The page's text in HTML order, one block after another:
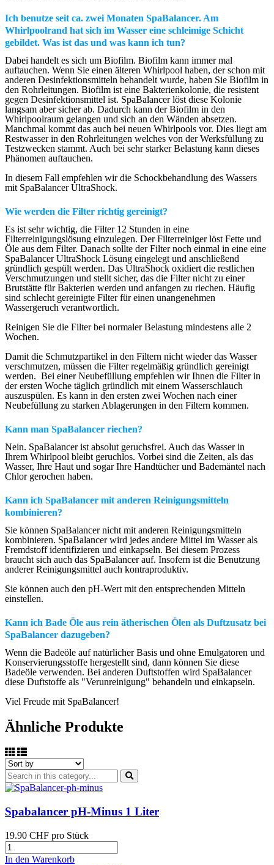
Ich benutze seit ca. zwei Monaten SpaBalancer. Am
Whirlpoolrand hat sich im Wasser eine schleimige Schicht
gebildet. Was ist das und was kann ich tun?
Dabei handelt es sich um Biofilm. Biofilm kann immer mal
auftauchen. Wenn Sie einen älteren Whirlpool haben, der schon mit
anderen Desinfektionsmitteln behandelt wurde, haben Sie Biofilm in
den Rohrleitungen. Biofilm ist eine Bakterienkolonie, die resistent
gegen Desinfektionsmittel ist. SpaBalancer löst diese Kolonie
langsam aber sicher ab. Dadurch kann der Biofilm in den
Whirlpoolraum gelangen und sich an den Wänden absetzen.
Manchmal kommt das auch bei neuen Whirlpools vor. Dies liegt am
Restwasser in den Rohrleitungen welches von der Werksfüllung zu
Testzwecken stammt. Auch bei sehr starker Belastung kann dieses
Phänomen auftauchen.
In diesem Fall empfehlen wir die Schockbehandlung des Wassers
mit SpaBalancer UltraShock.
Wie werden die Filter richtig gereinigt?
Es ist sehr wichtig, die Filter 12 Stunden in eine
Filterreinigungslösung einzulegen. Der Filterreiniger löst Fette und
Öle aus dem Filter. Danach sollte der Filter noch einmal in eine eine
SpaBalancer UltraShock Lösung eingelegt und anschließend
gründlich gespült werden. Das UltraShock oxidiert die restlichen
Verschmutzungen und stellt sicher, das die Filter nicht zu einer
Brutstätte für Bakterien werden und anfangen zu riechen. Häufig
sind schlecht gereinigte Filter für einen unangenehmen
Wassergeruch verantwortlich.
Reinigen Sie die Filter bei normaler Belastung mindestens alle 2
Wochen.
Damit die Schmutzpartikel in den Filtern nicht wieder das Wasser
verschmutzen, müssen die Filter regelmäßig gründlich gereinigt
werden. Bei einer Neubefüllung empfehlen wir Ihnen die Filter in
der ersten Woche täglich gründlich mit einem Wasserschlauch
auszuspülen. Es kann in den ersten zwei Wochen nach einer
Neubefüllung zu starken Ablagerungen in den Filtern kommen.
Kann man SpaBalancer riechen?
Nein. SpaBalancer ist absolut geruchsfrei. Auch das Wasser in
Ihrem Whirlpool bleibt geruchlos. Vorbei sind die Zeiten, als das
Wasser, Ihre Haut und sogar Ihre Handtücher und Bademäntel nach
Chlor gerochen haben.
Kann ich SpaBalancer mit anderen Reinigungsmitteln
kombinieren?
Sie können SpaBalancer nicht mit anderen Reinigungsmitteln
kombinieren. SpaBalancer wird jedes andere Mittel im Wasser als
Fremdstoff identifizieren und einkapseln. Bei diesem Prozess
braucht sich auch das SpaBalancer auf. Insofern ist die Benutzung
anderer Reinigungsmittel auch kontraproduktiv.
Sie können auch den pH-Wert mit den entsprechenden Mitteln
einstellen.
Kann ich Bade Öle aus rein ätherischen Ölen als Duftzusatz bei
SpaBalancer dazugeben?
Wenn die Badeöle auf natürlicher Basis und ohne Emulgatoren und
Konservierungsstoffe hergestellt sind, dann können Sie diese
Badeöle verwenden. Bei anderen Duftstoffen wird SpaBalancer
diese Duftstoffe als "Verunreinigung" behandeln und einkapseln.
Viel Freude mit SpaBalancer!
Ähnliche Produkte
Spabalancer pH-Minus 1 Liter
19.90 CHF pro Stück
In den Warenkorb